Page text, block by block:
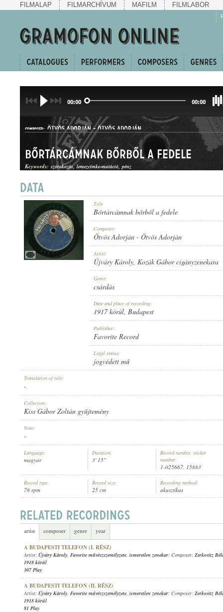
FILMALAP FILMARCHÍVUM MAFILM FILMLABOR
00:00 00:00
COMPOSER: ÖTVÖS ADORJÁN-ÖTVÖS ADORJÁN
CSÁRDÁS
FAVORITE RECORD
RECORD NUMBER:
Bőrtárcámnak bőrből a fedele
Keywords: szórakozás lemezcímke-mutáció pénz
Title
Bőrtárcámnak bőrből a fedele
Composer:
Ötvös Adorján - Ötvös Adorján
Artist:
Újváry Károly, Kozák Gábor cigányzenekara
Genre:
csárdás
Date and place of recording:
1917 körül, Budapest
Publisher:
Favorite Record
Legal status:
jogvédett mű
Translation of title:
-
Collection:
Kiss Gábor Zoltán gyűjtemény
Note:
-
Language:
magyar
Duration:
3' 15"
Record number, sticker
number:
1-025667, 15883
Record type:
78 rpm
Record size:
25 cm
Recording method:
akusztikus
artist composer genre year
A BUDAPESTI TELEFON (I. RÉSZ)
Artist: Újváry Károly, Favorite művészszemélyzete, ismeretlen zenekar; Composer: Zerkovitz
1918 körül
307 Play
A BUDAPESTI TELEFON (II. RÉSZ)
Artist: Újváry Károly, Favorite művészszemélyzete, ismeretlen zenekar; Composer: Zerkovitz
1918 körül
81 Play